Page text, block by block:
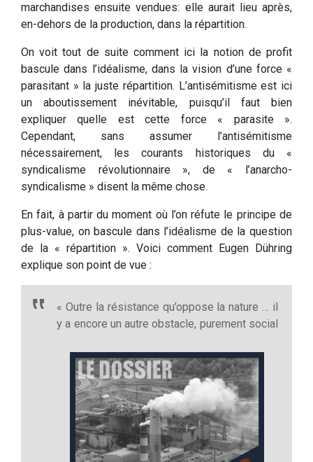
marchandises ensuite vendues: elle aurait lieu après,
en-dehors de la production, dans la répartition.
On voit tout de suite comment ici la notion de profit
bascule dans l’idéalisme, dans la vision d’une force «
parasitant » la juste répartition. L’antisémitisme est ici
un aboutissement inévitable, puisqu’il faut bien
expliquer quelle est cette force « parasite ».
Cependant, sans assumer l’antisémitisme
nécessairement, les courants historiques du «
syndicalisme révolutionnaire », de « l’anarcho-
syndicalisme » disent la même chose.
En fait, à partir du moment où l’on réfute le principe de
plus-value, on bascule dans l’idéalisme de la question
de la « répartition ». Voici comment Eugen Dühring
explique son point de vue :
« Outre la résistance qu’oppose la nature … il
y a encore un autre obstacle, purement social